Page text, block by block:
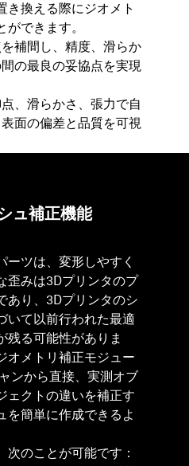
き換える際にジオメト
ができます。
補間し、精度、滑らか
の最良の妥協点を実現
、滑らかさ、張力で自
面の偏差と品質を可視
ュ補正機能
ーツは、変形しやすく
歪みは3Dプリンタのプ
あり、3Dプリンタのシ
いて以前行われた最適
残る可能性がありま
オメトリ補正モジュー
ンから直接、実測オブ
ェクトの違いを補正す
を簡単に作成できるよ
次のことが可能です：​